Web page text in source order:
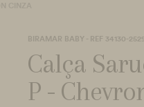
BIRAMAR BABY - REF 34130-
Calça
P -